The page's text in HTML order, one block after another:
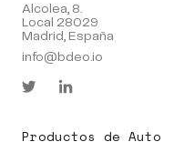
Alcolea, 8.
Local 28029
Madrid, España
info@bdeo.io
Productos de Auto